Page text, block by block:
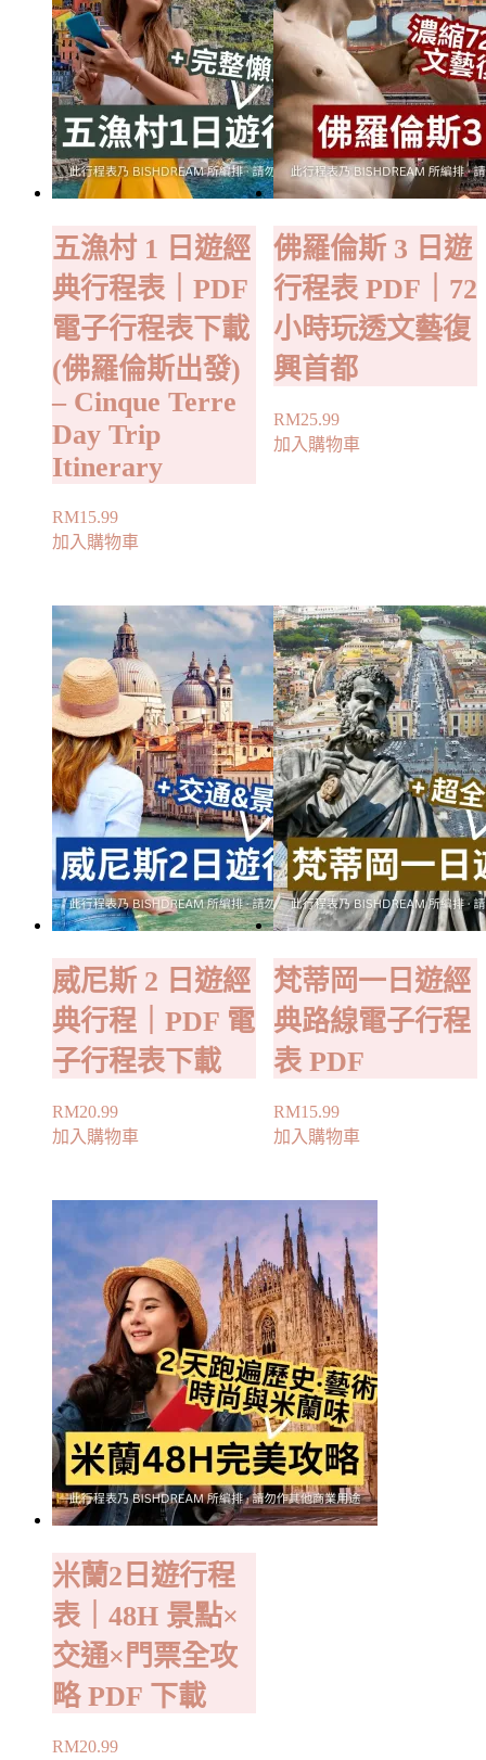
五漁村 1 日遊經
典行程表｜PDF
電子行程表下載
(佛羅倫斯出發)
– Cinque Terre
Day Trip
Itinerary
RM15.99
加入購物車
佛羅倫斯 3 日遊
行程表 PDF｜72
小時玩透文藝復
興首都
RM25.99
加入購物車
威尼斯 2 日遊經
典行程｜PDF 電
子行程表下載
RM20.99
加入購物車
梵蒂岡一日遊經
典路線電子行程
表 PDF
RM15.99
加入購物車
米蘭2日遊行程
表｜48H 景點×
交通×門票全攻
略 PDF 下載
RM20.99